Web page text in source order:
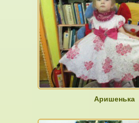
Аришенька